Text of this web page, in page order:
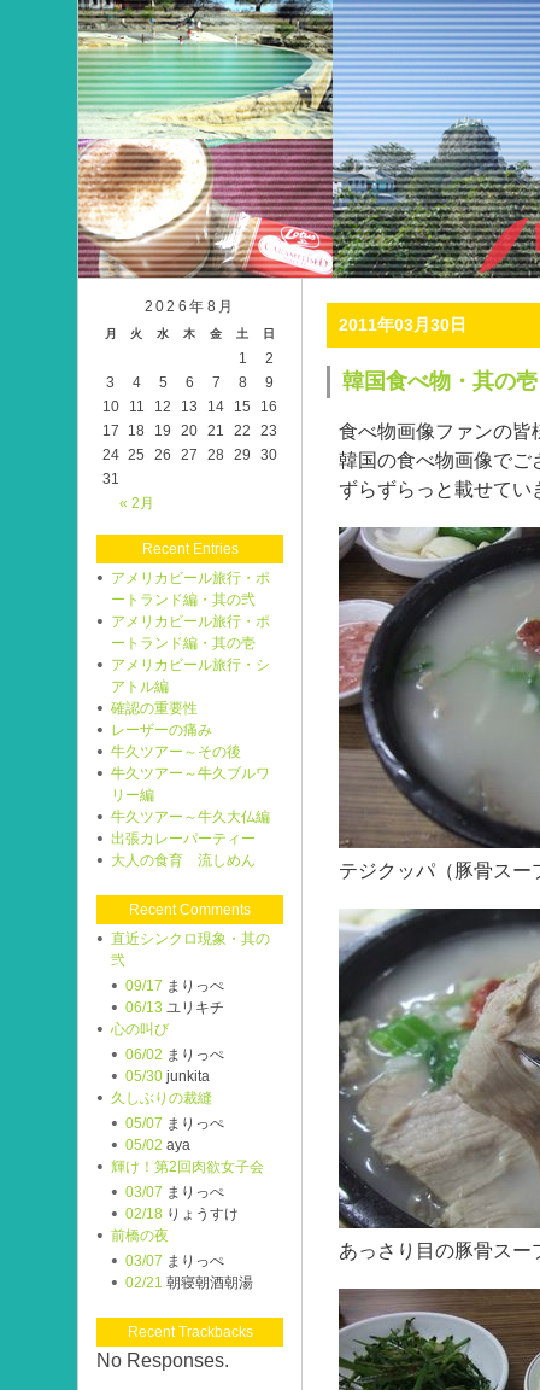
2011年03月30日
韓国食べ物・其の壱
食べ物画像ファンの皆
韓国の食べ物画像でご
ずらずらっと載せてい
テジクッパ（豚骨スー
あっさり目の豚骨ス
2026年8月
月 火 水 木 金 土 日
« 2月
1
2
3
4 5 6 7 8
9
10
11 12 13 14 15
16
17
18 19 20 21 22
23
24 25 26 27 28 29
30
31
Recent Entries
アメリカビール旅行・ポ
ートランド編・其の弐
アメリカビール旅行・ポ
ートランド編・其の壱
アメリカビール旅行・シ
アトル編
確認の重要性
レーザーの痛み
牛久ツアー～その後
牛久ツアー～牛久ブルワ
リー編
牛久ツアー～牛久大仏編
出張カレーパーティー
大人の食育 流しめん
Recent Comments
直近シンクロ現象・其の
弐
09/17 まりっぺ
06/13 ユリキチ
心の叫び
06/02 まりっぺ
05/30 junkita
久しぶりの裁縫
05/07 まりっぺ
05/02 aya
輝け！第2回肉欲女子会
03/07 まりっぺ
02/18 りょうすけ
前橋の夜
03/07 まりっぺ
02/21 朝寝朝酒朝湯
Recent Trackbacks
No Responses.